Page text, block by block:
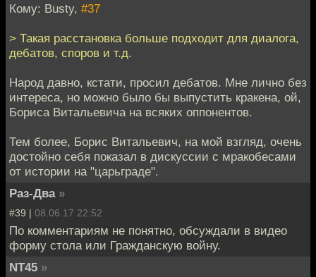
Кому: Busty, #37
> Такая расстановка больше подходит для диалога,
дебатов, споров и т.д.
Народ давно, кстати, просил дебатов. Мне лично без
интереса, но можно было бы выпустить кракена, ой,
Бориса Витальевича на всяких оппонентов.
Тем более, Борис Витальевич, на мой взгляд, очень
достойно себя показал в дискуссии с мракобесами
от истории на "царьграде".
Раз-Два »
#39 | 08.06.17 22:52
По комментариям не понятно, обсуждали в видео
форму стола или Гражданскую войну.
NT45 »